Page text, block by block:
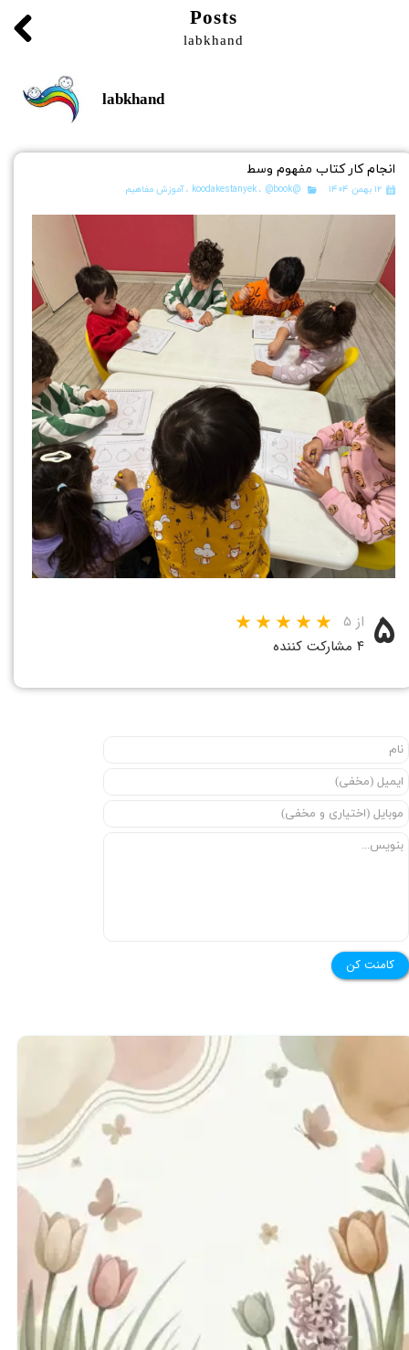
Posts
labkhand
labkhand
انجام کار کتاب مفهوم وسط
۱۲ بهمن ۱۴۰۴ @koodakestanyek ، @book ،آموزش مفاهیم
۵ از ۵
۴ مشارکت کننده
کامنت کن